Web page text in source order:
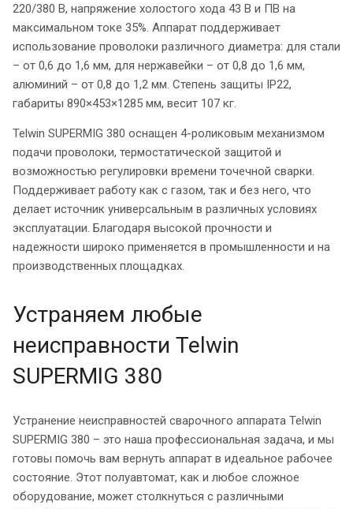
220/380 В, напряжение холостого хода 43 В и ПВ на
максимальном токе 35%. Аппарат поддерживает
использование проволоки различного диаметра: для стали
– от 0,6 до 1,6 мм, для нержавейки – от 0,8 до 1,6 мм,
алюминий – от 0,8 до 1,2 мм. Степень защиты IP22,
габариты 890×453×1285 мм, весит 107 кг.
Telwin SUPERMIG 380 оснащен 4-роликовым механизмом
подачи проволоки, термостатической защитой и
возможностью регулировки времени точечной сварки.
Поддерживает работу как с газом, так и без него, что
делает источник универсальным в различных условиях
эксплуатации. Благодаря высокой прочности и
надежности широко применяется в промышленности и на
производственных площадках.
Устраняем любые
неисправности Telwin
SUPERMIG 380
Устранение неисправностей сварочного аппарата Telwin
SUPERMIG 380 – это наша профессиональная задача, и мы
готовы помочь вам вернуть аппарат в идеальное рабочее
состояние. Этот полуавтомат, как и любое сложное
оборудование, может столкнуться с различными